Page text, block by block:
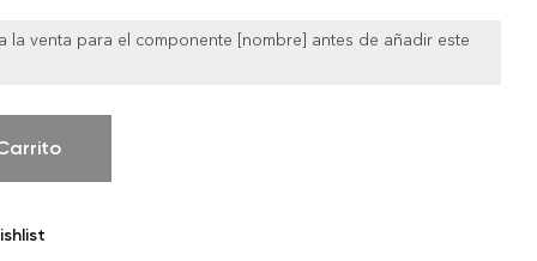
venta para el componente [nombre] antes de añadir este